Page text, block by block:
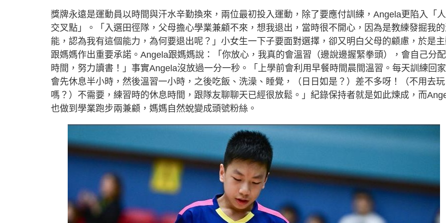
獎牌永遠是運動員以時間與汗水辛勤換來，兩位最初投入運動，除了要應付訓練，Angela更陷入「
交叉點」。「入選田徑隊，父母擔心學業兼顧不來，想我退出，當時很不開心，因為是教練發掘我
能，認為我有這個能力，為何要退出呢？」小女生一下子要面對選擇，卻又明白父母的顧慮，於是
跟媽媽作出重要承諾。Angela跟媽媽說：「你放心，我真的會溫習（邊說邊握緊拳頭），會自己分
時間，努力讀書！」事實Angela沒放過一分一秒。「上學前會利用早餐時間晨間溫習。每天訓練回
會先休息半小時，然後溫習一小時，之後吃飯、洗澡、睡覺，（日日如是？）差不多呀！（不用去玩
嗎？）不需要，練習時的休息時間，跟隊友聊聊天已經很放鬆。」紀錄保持者就是如此煉成，而
也做到學業跑步兩兼顧，媽媽自然蛻變成頭號粉絲。